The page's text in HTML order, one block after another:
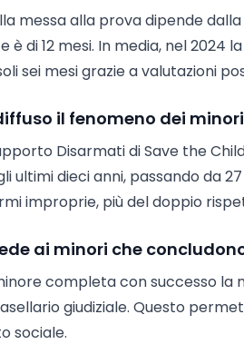
messa alla prova dipende
è di 12 mesi. In media, nel 2024
sei mesi grazie a valutazioni
il fenomeno dei
Disarmati di Save the
ultimi dieci anni, passando da
improprie, più del doppio
ai minori che
completa con successo la
giudiziale. Questo
sociale.